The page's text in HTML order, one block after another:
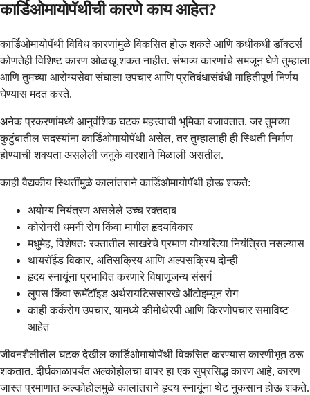
कार्डिओमायोपॅथीची कारणे काय आहेत?
कार्डिओमायोपॅथी विविध कारणांमुळे विकसित होऊ शकते आणि कधीकधी डॉक्टर्स
कोणतेही विशिष्ट कारण ओळखू शकत नाहीत. संभाव्य कारणांचे समजून घेणे तुम्हाला
आणि तुमच्या आरोग्यसेवा संघाला उपचार आणि प्रतिबंधासंबंधी माहितीपूर्ण निर्णय
घेण्यास मदत करते.
अनेक प्रकरणांमध्ये आनुवंशिक घटक महत्त्वाची भूमिका बजावतात. जर तुमच्या
कुटुंबातील सदस्यांना कार्डिओमायोपॅथी असेल, तर तुम्हालाही ही स्थिती निर्माण
होण्याची शक्यता असलेली जनुके वारशाने मिळाली असतील.
काही वैद्यकीय स्थितींमुळे कालांतराने कार्डिओमायोपॅथी होऊ शकते:
अयोग्य नियंत्रण असलेले उच्च रक्तदाब
कोरोनरी धमनी रोग किंवा मागील हृदयविकार
मधुमेह, विशेषतः रक्तातील साखरेचे प्रमाण योग्यरित्या नियंत्रित नसल्यास
थायरॉईड विकार, अतिसक्रिय आणि अल्पसक्रिय दोन्ही
हृदय स्नायूंना प्रभावित करणारे विषाणूजन्य संसर्ग
लुपस किंवा रूमॅटॉइड अर्थरायटिससारखे ऑटोइम्यून रोग
काही कर्करोग उपचार, यामध्ये कीमोथेरपी आणि किरणोपचार समाविष्ट
आहेत
जीवनशैलीतील घटक देखील कार्डिओमायोपॅथी विकसित करण्यास कारणीभूत ठरू
शकतात. दीर्घकाळापर्यंत अल्कोहोलचा वापर हा एक सुप्रसिद्ध कारण आहे, कारण
जास्त प्रमाणात अल्कोहोलमुळे कालांतराने हृदय स्नायूंना थेट नुकसान होऊ शकते.